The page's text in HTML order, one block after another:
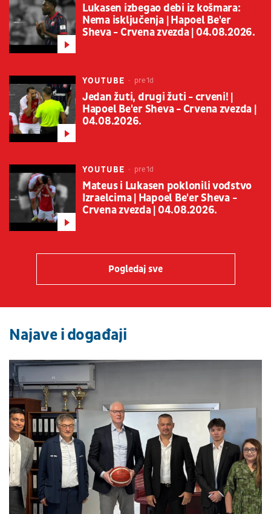
Lukasen izbegao debi iz košmara:
Nema isključenja | Hapoel Be'er
Sheva - Crvena zvezda | 04.08.2026.
YOUTUBE pre 1d
Jedan žuti, drugi žuti - crveni! |
Hapoel Be'er Sheva - Crvena zvezda |
04.08.2026.
YOUTUBE pre 1d
Mateus i Lukasen poklonili vođstvo
Izraelcima | Hapoel Be'er Sheva -
Crvena zvezda | 04.08.2026.
Pogledaj sve
Najave i događaji